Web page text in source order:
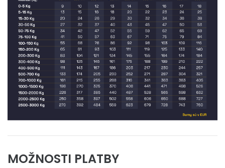
MOŽNOSTI PLATBY